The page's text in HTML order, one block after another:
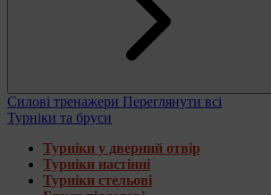
Силові тренажери Переглянути всі
Турніки та бруси
Турніки у дверний отвір
Турніки настінні
Турніки стельові